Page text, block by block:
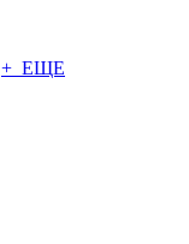
+ ЕЩЕ